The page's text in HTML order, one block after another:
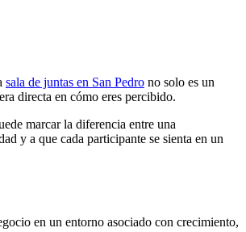
sala de juntas en San Pedro no solo es un
directa en cómo eres percibido.
marcar la diferencia entre una
y a que cada participante se sienta en un
en un entorno asociado con crecimiento,